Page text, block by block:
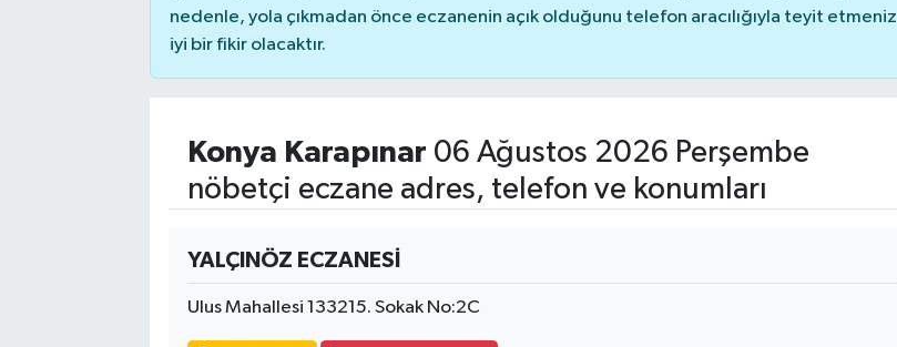
nedenle, yola çıkmadan önce eczanenin açık olduğunu telefon aracılığıyla teyit etmeniz
iyi bir fikir olacaktır.
Konya Karapınar 06 Ağustos 2026 Perşembe
nöbetçi eczane adres, telefon ve konumları
YALÇINÖZ ECZANESİ
Ulus Mahallesi 133215. Sokak No:2C
ÖZEL HABER